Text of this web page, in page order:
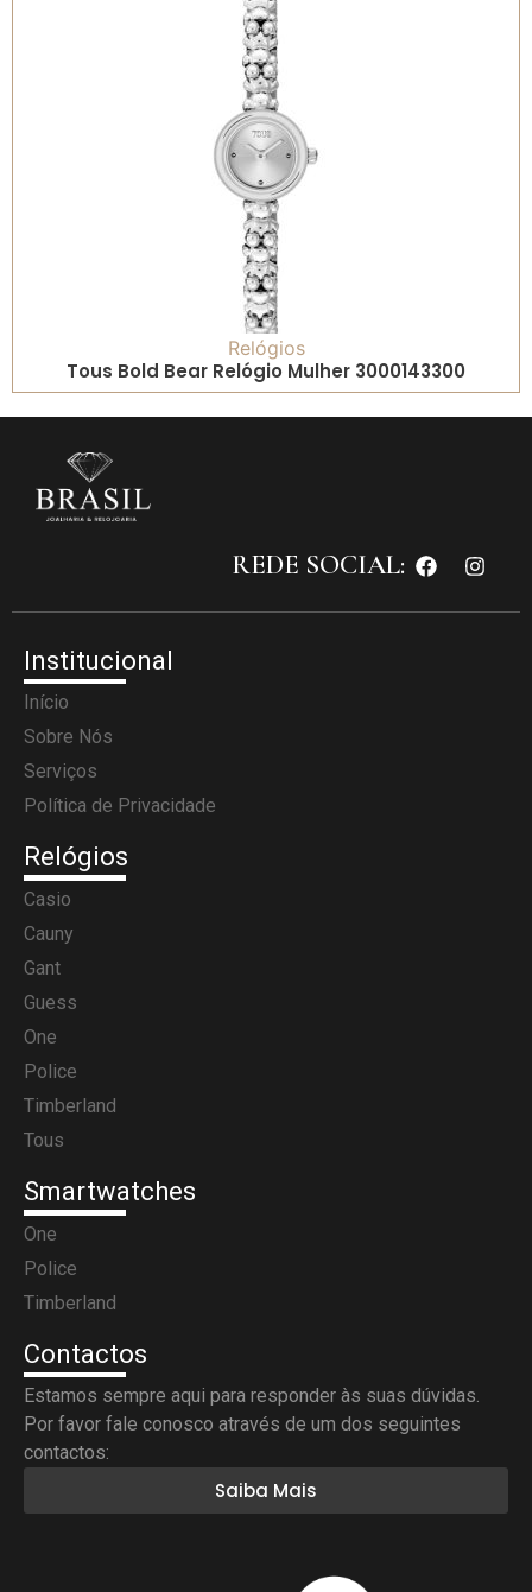
Relógios
Tous Bold Bear Relógio Mulher 3000143300
REDE SOCIAL:
Institucional
Início
Sobre Nós
Serviços
Política de Privacidade
Relógios
Casio
Cauny
Gant
Guess
One
Police
Timberland
Tous
Smartwatches
One
Police
Timberland
Contactos
Estamos sempre aqui para responder às suas dúvidas.
Por favor fale conosco através de um dos seguintes
contactos:
Saiba Mais